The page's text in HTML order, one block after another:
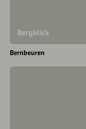
Bergblick
Bernbeuren